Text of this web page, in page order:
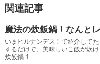
関連記事
魔法の炊飯鍋！なんと
いまヒルナンデス！で紹介して
するだけで、美味しいご飯が炊
炊飯鍋 1...